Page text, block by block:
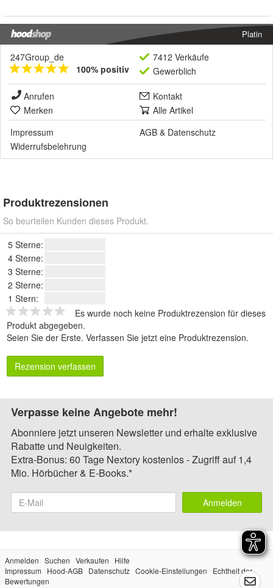
Platin
247Group_de
100% positiv
7412 Verkäufe
Gewerblich
Anrufen
Kontakt
Merken
Alle Artikel
Impressum
AGB & Datenschutz
Widerrufsbelehrung
Produktrezensionen
So beurteilen Kunden dieses Produkt.
5 Sterne:
4 Sterne:
3 Sterne:
2 Sterne:
1 Stern:
Es wurde noch keine Produktrezension für dieses
Produkt abgegeben.
Seien Sie der Erste. Verfassen Sie jetzt eine Produktrezension.
Rezension verfassen
Verpasse keine Angebote mehr!
Abonniere jetzt unseren Newsletter und erhalte exklusive
Rabatte und Neuigkeiten.
Extra-Bonus: 60 Tage Nextory kostenlos - Zugriff auf 1,4
Mio. Hörbücher & E-Books.*
Anmelden
Anmelden Suchen Verkaufen
Hilfe
Impressum
Hood-AGB Datenschutz Cookie-Einstellungen
Echtheit der
Bewertungen